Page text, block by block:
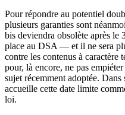
Pour répondre au potentiel
plusieurs garanties sont
bis deviendra obsolète après
place au DSA — et il ne sera
contre les contenus à
pour, là encore, ne pas
sujet récemment adoptée.
accueille cette date limite
loi.